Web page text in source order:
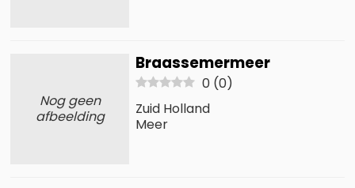
Nog geen
afbeelding
Braassemermeer
0 (0)
Zuid Holland
Meer